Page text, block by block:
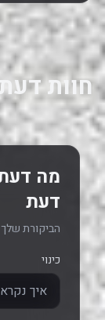
חוות
מה
דעת
הביקורת
כינוי